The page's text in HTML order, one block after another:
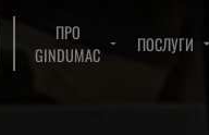
ПРО
GINDUMAC
ПОСЛУГИ